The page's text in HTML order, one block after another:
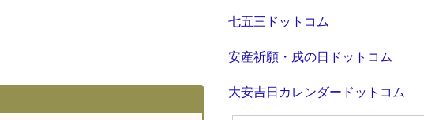
七五三ドットコム
安産祈願・戌の日ドットコム
大安吉日カレンダードットコム